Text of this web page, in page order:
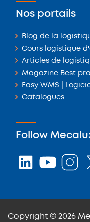
Nos portails
Blog de la
Cours logistique
Articles de
Magazine Best
Easy WMS |
Catalogues
Follow
Copyright © 2026